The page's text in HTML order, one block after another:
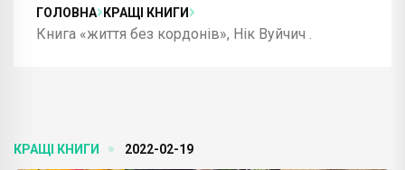
ГОЛОВНА КРАЩІ КНИГИ
Книга «життя без кордонів», Нік Вуйчич .
КРАЩІ КНИГИ 2022-02-19